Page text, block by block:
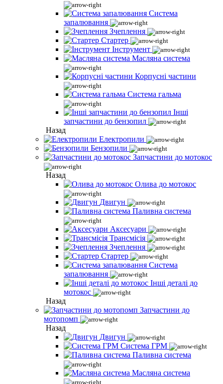
Система
запалювання
Зчеплення
Стартер
Інструмент
Масляна система
Корпусні частини
Система гальма
Інші
запчастини до бензопил
Назад
Електропили
Бензопили
Запчастини до мотокос
Назад
Олива до мотокос
Двигун
Паливна система
Аксесуари
Трансмісія
Зчеплення
Стартер
Система
запалювання
Інші деталі до
мотокос
Назад
Запчастини до
мотопомп
Назад
Двигун
Система ГРМ
Паливна система
Масляна система